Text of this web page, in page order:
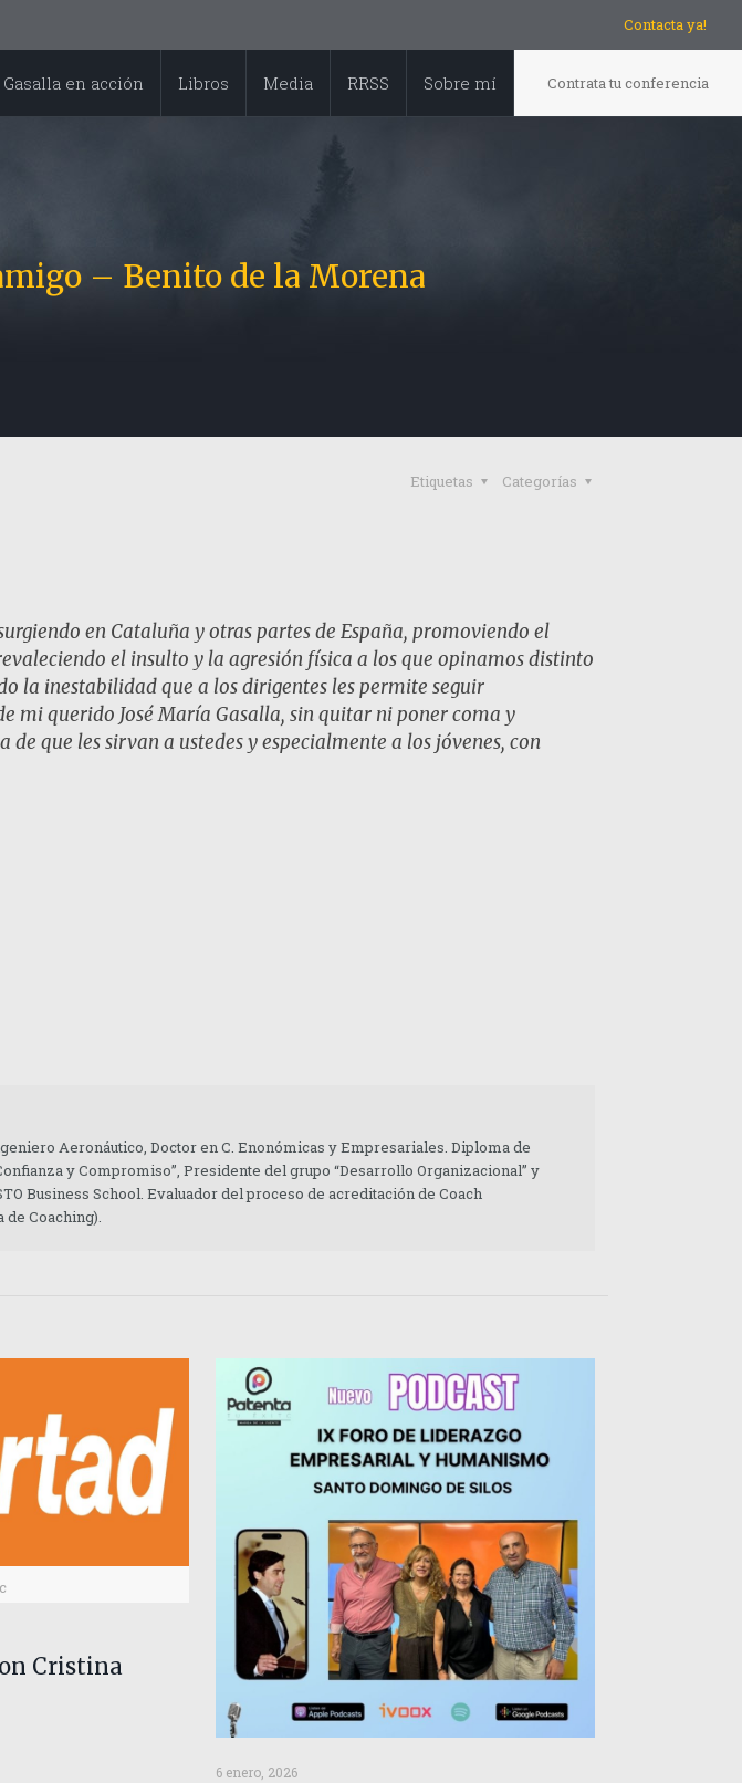
Contacta ya!
Gasalla en acción Libros Media RRSS Sobre mí Contrata tu conferencia
– Benito de la Morena
Categorías
Etiquetas
en Cataluña y otras partes de España, promoviendo el
el insulto y la agresión física a los que opinamos distinto
la inestabilidad que a los dirigentes les permite seguir
mi querido José María Gasalla, sin quitar ni poner coma y
que les sirvan a ustedes y especialmente a los jóvenes, con
Aeronáutico, Doctor en C. Enonómicas y Empresariales. Diploma de
y Compromiso”, Presidente del grupo “Desarrollo Organizacional” y
Business School. Evaluador del proceso de acreditación de Coach
Coaching).
Cristina
6 enero, 2026